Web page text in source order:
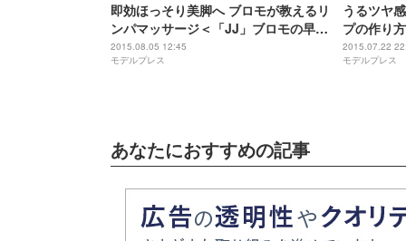
即効ほっそり美脚へ ブロモが教えるリ
ンパマッサージ＜「JJ」ブロモの早耳
BEAUTYトレンドVol.26＞
2015.08.05 12:45
モデルプレス
うるツヤ
プの作り
BEAUTY
2015.07.22
モデルプレス
あなたにおすすめの記事